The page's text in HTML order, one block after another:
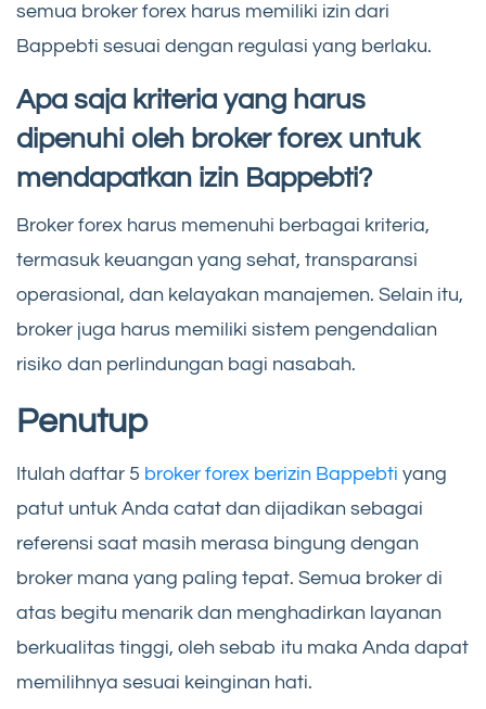
semua broker forex harus memiliki izin dari
Bappebti sesuai dengan regulasi yang berlaku.
Apa saja kriteria yang harus
dipenuhi oleh broker forex untuk
mendapatkan izin Bappebti?
Broker forex harus memenuhi berbagai kriteria,
termasuk keuangan yang sehat, transparansi
operasional, dan kelayakan manajemen. Selain itu,
broker juga harus memiliki sistem pengendalian
risiko dan perlindungan bagi nasabah.
Penutup
Itulah daftar 5 broker forex berizin Bappebti yang
patut untuk Anda catat dan dijadikan sebagai
referensi saat masih merasa bingung dengan
broker mana yang paling tepat. Semua broker di
atas begitu menarik dan menghadirkan layanan
berkualitas tinggi, oleh sebab itu maka Anda dapat
memilihnya sesuai keinginan hati.